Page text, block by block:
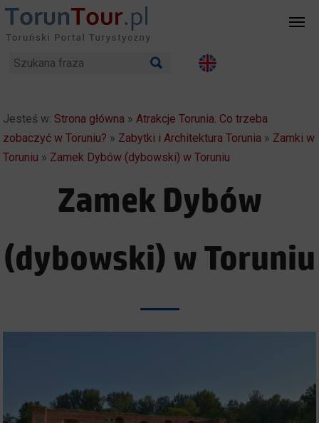
Jesteś w: Strona główna »Atrakcje Torunia. Co trzeba
zobaczyć w Toruniu? » Zabytki i Architektura Torunia » Zamki w
Toruniu » Zamek Dybów (dybowski) w Toruniu
Zamek Dybów
(dybowski) w Toruniu